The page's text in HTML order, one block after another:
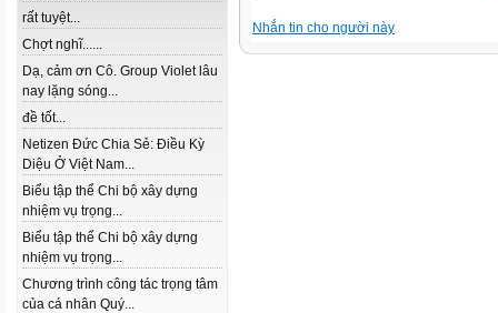
rất tuyệt...
Chợt nghĩ......
Dạ, cảm ơn Cô. Group Violet lâu
nay lặng sóng...
đề tốt...
Netizen Đức Chia Sẻ: Điều Kỳ
Diệu Ở Việt Nam...
Biểu tập thể Chi bộ xây dựng
nhiệm vụ trọng...
Biểu tập thể Chi bộ xây dựng
nhiệm vụ trọng...
Chương trình công tác trọng tâm
của cá nhân Quý...
Nhắn tin cho người này